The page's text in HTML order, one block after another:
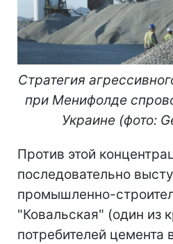
Стратегия
при Менифолде
Украине (фото:
Против этой
последовательно
промышленно-
"Ковальская" (один из
потребителей цемента